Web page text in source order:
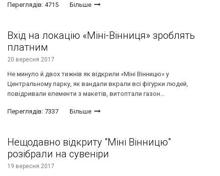
Переглядів: 4715 Більше
Вхід на локацію «Міні-Вінниця» зроблять
платним
20 вересня 2017
Не минуло й двох тижнів як відкрили «Міні Вінницю» у
Центральному парку, як вандали вкрали всі фігурки людей,
повідривали елементи з макетів, витоптали газон...
Переглядів: 7337 Більше
Нещодавно відкриту "Міні Вінницю"
розібрали на сувеніри
19 вересня 2017